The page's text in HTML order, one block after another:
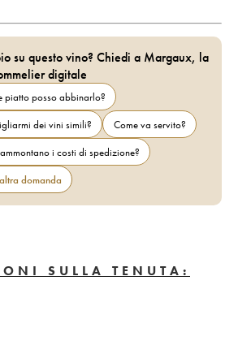
su questo vino? Chiedi a Margaux, la
digitale
piatto posso abbinarlo?
dei vini simili?
Come va servito?
i costi di spedizione?
domanda
SULLA TENUTA: